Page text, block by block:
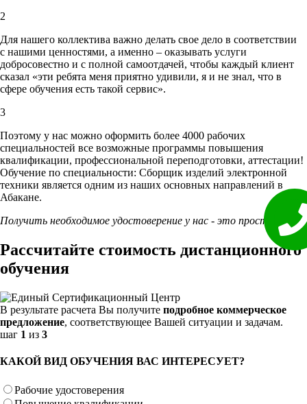
2
Для нашего коллектива важно делать свое дело в соответствии
с нашими ценностями, а именно – оказывать услуги
добросовестно и с полной самоотдачей, чтобы каждый клиент
сказал «эти ребята меня приятно удивили, я и не знал, что в
сфере обучения есть такой сервис».
3
Поэтому у нас можно оформить более 4000 рабочих
специальностей все возможные программы повышения
квалификации, профессиональной переподготовки, аттестации!
Обучение по специальности: Сборщик изделий электронной
техники является одним из наших основных направлений в
Абакане.
Получить необходимое удостоверение у нас - это просто!
Рассчитайте стоимость дистанционного
обучения
В результате расчета Вы получите подробное коммерческое
предложение, соответствующее Вашей ситуации и задачам.
шаг 1 из 3
КАКОЙ ВИД ОБУЧЕНИЯ ВАС ИНТЕРЕСУЕТ?
Рабочие удостоверения